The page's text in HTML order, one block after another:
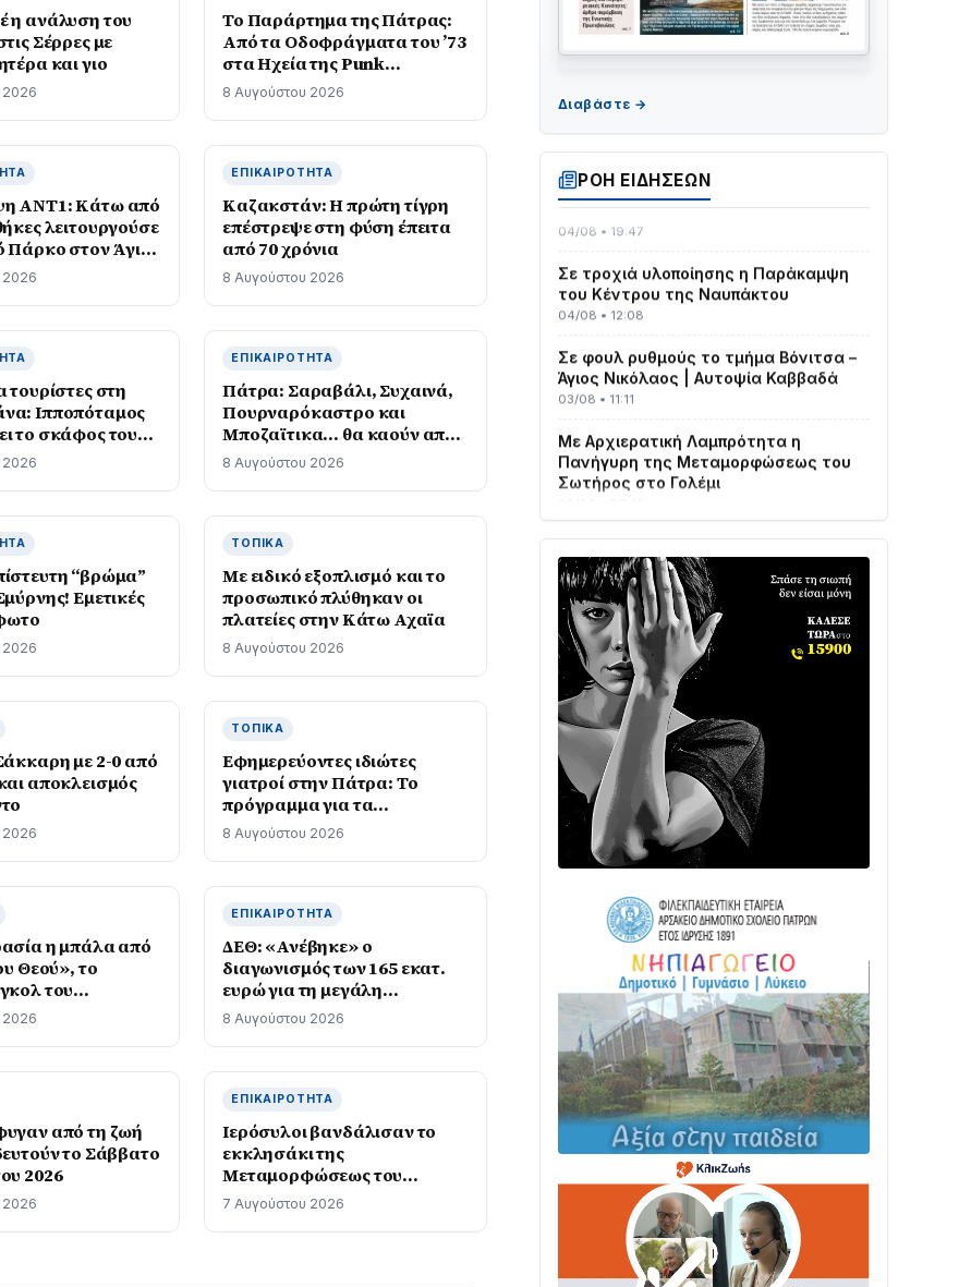
η ανάλυση του
Σέρρες με
και γιο
2026
Το Παράρτημα της Πάτρας:
Από τα Οδοφράγματα του ’73
στα Ηχεία της Punk
Αντικουλτούρας
8 Αυγούστου 2026
ΑΝΤ1: Κάτω από
λειτουργούσε
Πάρκο στον Άγιο
2026
ΕΠΙΚΑΙΡΌΤΗΤΑ
Καζακστάν: Η πρώτη τίγρη
επέστρεψε στη φύση έπειτα
από 70 χρόνια
8 Αυγούστου 2026
τουρίστες στη
Ιπποπόταμος
το σκάφος τους,
2026
ΕΠΙΚΑΙΡΌΤΗΤΑ
Πάτρα: Σαραβάλι, Συχαινά,
Πουρναρόκαστρο και
Μποζαϊτικα… θα καούν από
χωματερές και σκουπίδια!
φωτο
8 Αυγούστου 2026
“βρώμα”
Εμετικές
2026
ΤΟΠΙΚΆ
Με ειδικό εξοπλισμό και το
προσωπικό πλύθηκαν οι
πλατείες στην Κάτω Αχαϊα
8 Αυγούστου 2026
με 2-0 από
αποκλεισμός
2026
ΤΟΠΙΚΆ
Εφημερεύοντες ιδιώτες
γιατροί στην Πάτρα: Το
πρόγραμμα για τα
Σαββατοκύριακα του
Αυγούστου
8 Αυγούστου 2026
η μπάλα από
Θεού», το
του
2026
ΕΠΙΚΑΙΡΌΤΗΤΑ
ΔΕΘ: «Ανέβηκε» ο
διαγωνισμός των 165 εκατ.
ευρώ για τη μεγάλη
ανάπλαση
8 Αυγούστου 2026
από τη ζωή
το Σάββατο
2026
2026
ΕΠΙΚΑΙΡΌΤΗΤΑ
Ιερόσυλοι βανδάλισαν το
εκκλησάκι της
Μεταμορφώσεως του
Σωτήρος
7 Αυγούστου 2026
ΡΟΗ ΕΙΔΗΣΕΩΝ
ΤΟ ΠΑΡΤΥ ΣΥΝΕΧΙΖΕΤΑΙ…
Ναυπάκτου
04/08 • 19:47
του Κέντρου της Ναυπάκτου
04/08 • 12:08
Άγιος Νικόλαος | Αυτοψία Καββαδά
03/08 • 11:11
Πανήγυρη της Μεταμορφώσεως του
Σωτήρος στο Γολέμι
03/08 • 07:45
Ενισχύεται η Πολιτική Προστασία στο
Δήμο Αγρινίου με δύο νέα υδροφόρα
οχήματα
02/08 • 18:26
Διαβάστε την «Ναυπακτία» που
κυκλοφορεί
31/07 • 08:16
Δωρίδα για Όλους: «Καμία εκχώρηση
των νερών στην ΕΥΔΑΠ»
28/07 • 21:46
Διαβάστε την «Ναυπακτία» που
κυκλοφορεί
24/07 • 11:31
ΣΤΗΝ ΠΥΡΟΣΒΕΣΤΙΚΗ ΓΙΑ ΦΩΤΙΑ ΣΤΟΝ
ΑΓΙΟ ΗΛΙΑ ΠΡΙΝ ΤΗ ΓΡΑΝΙΤΣΑ
24/07 • 11:03
ΤΟ ΠΑΡΤΥ ΣΥΝΕΧΙΖΕΤΑΙ…
05/08 • 08:41
Στο σκοτάδι μεγάλο μέρος στο Λυγιά
Ναυπάκτου
04/08 • 19:47
Σε τροχιά υλοποίησης η Παράκαμψη
του Κέντρου της Ναυπάκτου
Σε φουλ ρυθμούς το τμήμα Βόνιτσα –
Άγιος Νικόλαος | Αυτοψία Καββαδά
03/08 • 11:11